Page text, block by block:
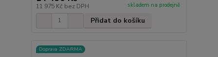
11 975 Kč bez DPH skladem na prodejně
Přidat do košíku
Doprava ZDARMA